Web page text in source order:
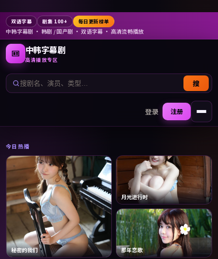
双语字幕 剧集 100+ 每日更新榜单
中韩字幕剧 · 韩剧 / 国产剧 · 双语字幕 · 高清流畅播放
中韩字幕剧
高清播放专区
搜
登录 注册 打
今日热播
秘密的我们
月光进行时
那年恋歌
蓝色俱乐部